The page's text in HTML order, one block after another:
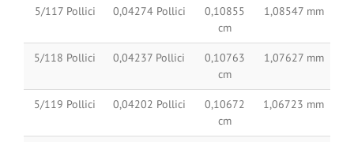
5/117 Pollici 0,04274 Pollici
0,10855
cm
1,08547 mm
5/118 Pollici 0,04237 Pollici
0,10763
cm
1,07627 mm
5/119 Pollici 0,04202 Pollici
0,10672
cm
1,06723 mm